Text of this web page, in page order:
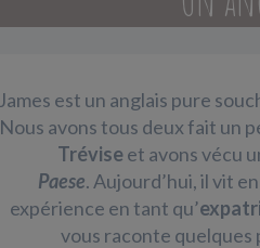
James est un anglais pure
Nous avons tous deux fait un
Tréviseet avonsvécu
Paese. Aujourd’hui, il vit en
expérience en tant qu’
vous raconte quelques